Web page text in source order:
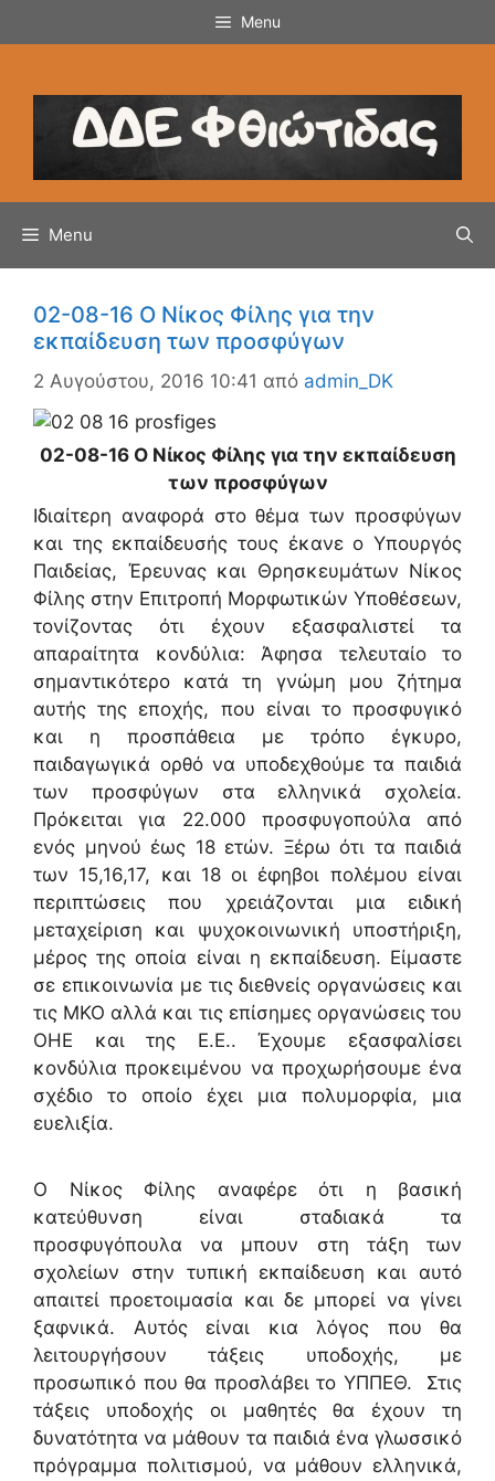
σε
Menu
Menu
02-08-16 O Nίκος Φίλης για την
εκπαίδευση των προσφύγων
2 Αυγούστου, 2016 10:41 από admin_DK
02-08-16 O Nίκος Φίλης για την εκπαίδευση
των προσφύγων
Ιδιαίτερη αναφορά στο θέμα των προσφύγων
και της εκπαίδευσής τους έκανε ο Υπουργός
Παιδείας, Έρευνας και Θρησκευμάτων Νίκος
Φίλης στην Επιτροπή Μορφωτικών Υποθέσεων,
τονίζοντας ότι έχουν εξασφαλιστεί τα
απαραίτητα κονδύλια: Άφησα τελευταίο το
σημαντικότερο κατά τη γνώμη μου ζήτημα
αυτής της εποχής, που είναι το προσφυγικό
και η προσπάθεια με τρόπο έγκυρο,
παιδαγωγικά ορθό να υποδεχθούμε τα παιδιά
των προσφύγων στα ελληνικά σχολεία.
Πρόκειται για 22.000 προσφυγοπούλα από
ενός μηνού έως 18 ετών. Ξέρω ότι τα παιδιά
των 15,16,17, και 18 οι έφηβοι πολέμου είναι
περιπτώσεις που χρειάζονται μια ειδική
μεταχείριση και ψυχοκοινωνική υποστήριξη,
μέρος της οποία είναι η εκπαίδευση. Είμαστε
σε επικοινωνία με τις διεθνείς οργανώσεις και
τις ΜΚΟ αλλά και τις επίσημες οργανώσεις του
ΟΗΕ και της Ε.Ε.. Έχουμε εξασφαλίσει
κονδύλια προκειμένου να προχωρήσουμε ένα
σχέδιο το οποίο έχει μια πολυμορφία, μια
ευελιξία.
Ο Νίκος Φίλης αναφέρε ότι η βασική
κατεύθυνση είναι σταδιακά τα
προσφυγόπουλα να μπουν στη τάξη των
σχολείων στην τυπική εκπαίδευση και αυτό
απαιτεί προετοιμασία και δε μπορεί να γίνει
ξαφνικά. Αυτός είναι κια λόγος που θα
λειτουργήσουν τάξεις υποδοχής, με
προσωπικό που θα προσλάβει το ΥΠΠΕΘ. Στις
τάξεις υποδοχής οι μαθητές θα έχουν τη
δυνατότητα να μάθουν τα παιδιά ένα γλωσσικό
πρόγραμμα πολιτισμού, να μάθουν ελληνικά,